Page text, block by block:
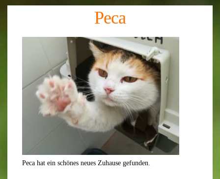
Peca
Peca hat ein schönes neues Zuhause gefunden.